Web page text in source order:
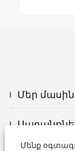
Մեր մասին
Մենք